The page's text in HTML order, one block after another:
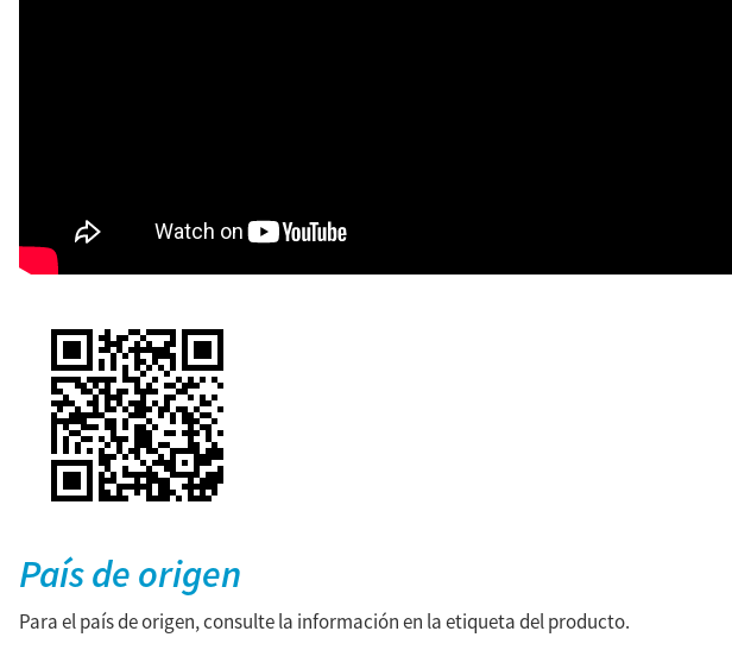
País de origen
Para el país de origen, consulte la información en la etiqueta del producto.